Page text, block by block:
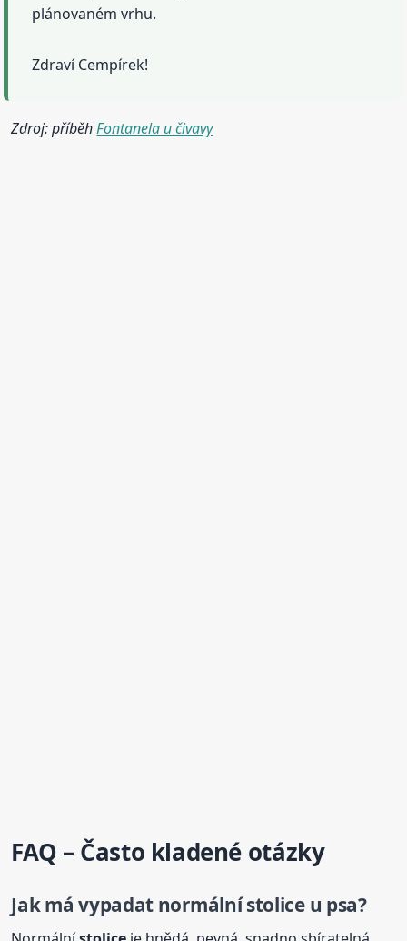
plánovaném vrhu.
Zdraví Cempírek!
Zdroj: příběhFontanela u čivavy
FAQ – Často kladené otázky
Jak má vypadat normálnístoliceu psa?